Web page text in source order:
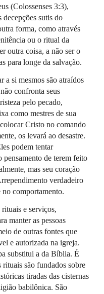
(Colossenses 3:3),
decepções sutis do
forma, como através
ou o ritual da
outra coisa, a não ser o
para longe da salvação.
a si mesmos são atraídos
confronta seus
pelo pecado,
como mestres de sua
Cristo no comando
os levará ao desastre.
podem tentar
de terem feito
mas seu coração
verdadeiro
no comportamento.
e serviços,
manter as pessoas
de outras fontes que
e autorizada na igreja.
substitui a da Bíblia. É
rituais são fundados sobre
tiradas das cisternas
babilônica. São